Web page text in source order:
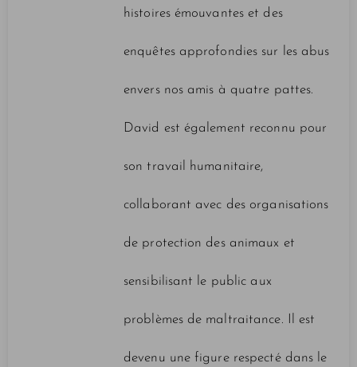
histoires émouvantes et des
enquêtes approfondies sur les abus
envers nos amis à quatre pattes.
David est également reconnu pour
son travail humanitaire,
collaborant avec des organisations
de protection des animaux et
sensibilisant le public aux
problèmes de maltraitance. Il est
devenu une figure respecté dans le